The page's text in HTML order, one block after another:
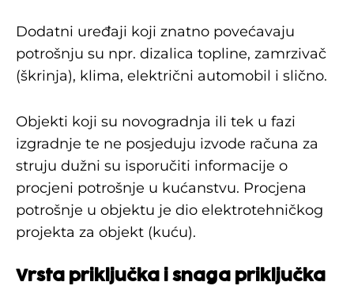
Dodatni uređaji koji znatno povećavaju
potrošnju su npr. dizalica topline, zamrzivač
(škrinja), klima, električni automobil i slično.
Objekti koji su novogradnja ili tek u fazi
izgradnje te ne posjeduju izvode računa za
struju dužni su isporučiti informacije o
procjeni potrošnje u kućanstvu. Procjena
potrošnje u objektu je dio elektrotehničkog
projekta za objekt (kuću).
Vrsta priključka i snaga priključka